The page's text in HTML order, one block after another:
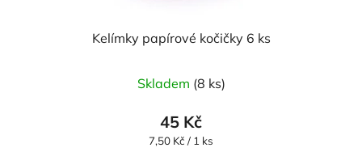
Kelímky papírové kočičky 6 ks
Skladem (8 ks)
45 Kč
Měrná
7,50 Kč / 1 ks